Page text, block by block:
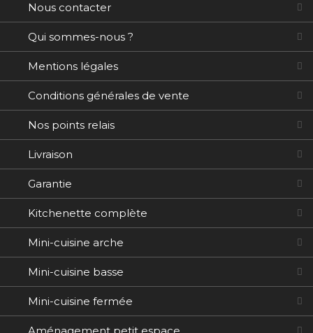
Nous contacter
Qui sommes-nous ?
Mentions légales
Conditions générales de vente
Nos points relais
Livraison
Garantie
Kitchenette complète
Mini-cuisine arche
Mini-cuisine basse
Mini-cuisine fermée